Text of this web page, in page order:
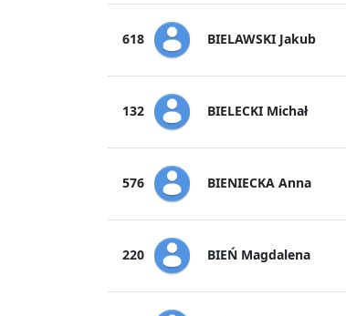
618 BIELAWSKI Jakub
132 BIELECKI Michał
576 BIENIECKA Anna
220 BIEŃ Magdalena